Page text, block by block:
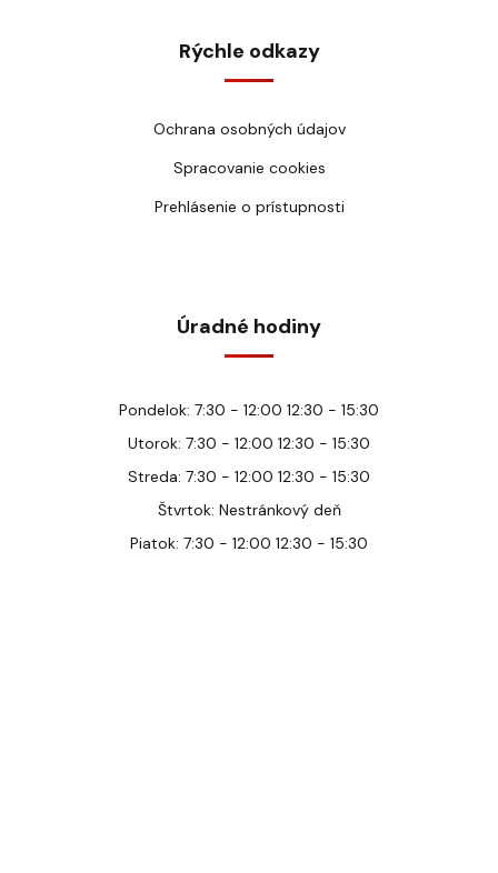
Rýchle odkazy
Ochrana osobných údajov
Spracovanie cookies
Prehlásenie o prístupnosti
Úradné hodiny
Pondelok: 7:30 - 12:00 12:30 - 15:30
Utorok: 7:30 - 12:00 12:30 - 15:30
Streda: 7:30 - 12:00 12:30 - 15:30
Štvrtok: Nestránkový deň
Piatok: 7:30 - 12:00 12:30 - 15:30